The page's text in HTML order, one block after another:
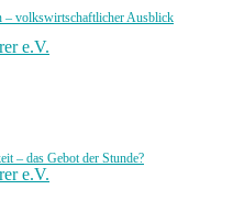
– volkswirtschaftlicher Ausblick
e.V.
– das Gebot der Stunde?
e.V.